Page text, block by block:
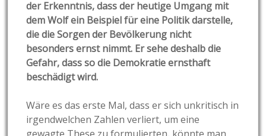
der Erkenntnis, dass der heutige Umgang mit
dem Wolf ein Beispiel für eine Politik darstelle,
die die Sorgen der Bevölkerung nicht
besonders ernst nimmt. Er sehe deshalb die
Gefahr, dass so die Demokratie ernsthaft
beschädigt wird.
Wäre es das erste Mal, dass er sich unkritisch in
irgendwelchen Zahlen verliert, um eine